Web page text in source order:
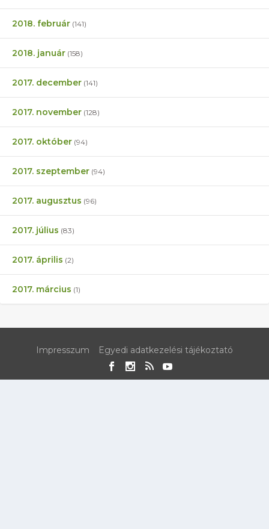
2018. február (141)
2018. január (158)
2017. december (141)
2017. november (128)
2017. október (94)
2017. szeptember (94)
2017. augusztus (96)
2017. július (83)
2017. április (2)
2017. március (1)
Impresszum Egyedi adatkezelési tájékoztató